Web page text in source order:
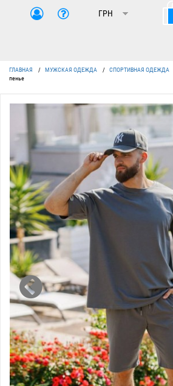
ГЛАВНАЯ / МУЖСКАЯ ОДЕЖДА / СПОРТИВНАЯ ОДЕЖДА
пенье